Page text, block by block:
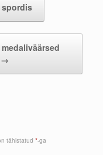
spordis
→
tähistatud *-ga